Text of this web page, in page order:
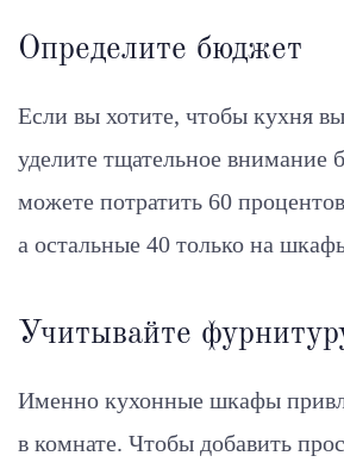
Определите бюджет
Если вы хотите, чтобы кухня
уделите тщательное внимание
можете потратить 60
а остальные 40 только на
Учитывайте
Именно кухонные шкафы
в комнате. Чтобы добавить